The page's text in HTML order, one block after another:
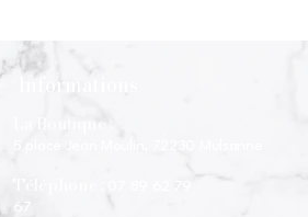
Informations
La Boutique :
67